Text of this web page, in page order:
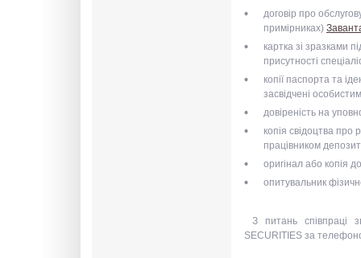
договір про
примірниках)
картка зі зразками
присутності
копії паспорта та
засвідчені
довіреність на
копія свідоцтва про
працівником
оригінал або копія
опитувальник
З питань співпраці
SECURITIES за